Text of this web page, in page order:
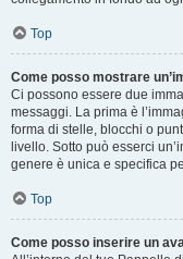
Top
Come posso mostrare
Ci possono essere due
messaggi. La prima è
forma di stelle, blocchi o
livello. Sotto può esserci
genere è unica e specifica
Top
Come posso inserire un